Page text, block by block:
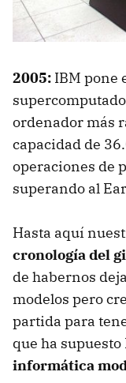
2005: IBM pone
ordenador más
capacidad de
operaciones de
superando al
Hasta aquí
cronología del
de habernos
modelos pero
partida para
que ha supuesto
informática